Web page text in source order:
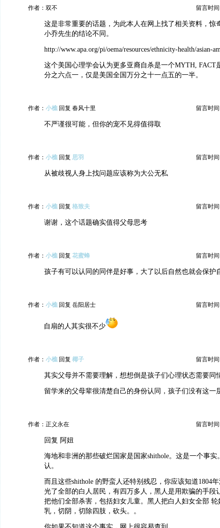
作者：双不 留言时间
这是非常重要的话题，为此本人在网上找了相关资料，惊
小乔先生的结论不同。
http://www.apa.org/pi/oema/resources/ethnicity-health/asian-
这个美国心理学会认为更多亚裔自杀是一个MYTH, FACT
分之六点一，仅是美国全国万分之十一点五的一半。
作者： 小樵 回复 春风十里 留言时间
不严谨很可能，但你的宠不见得值得取
作者： 小樵 回复 思羽 留言时间
从被歧视人身上找问题应该称为大公无私
作者： 小樵 回复 格致夫 留言时间
谢谢，这个话题确实值得父母思考
作者： 小樵 回复 花蜜蜂 留言时间
孩子有可以认同的同伴是好事，大了以后自然也就会保护
作者： 小樵 回复 岳阳居士 留言时间
自扇的人其实很不少
作者： 小樵 回复 椰子 留言时间
其实父母并不需要理解，想想倒是孩子们心理状态需要同
留学来的父母辈很清楚自己的身份认同，孩子们没有这一
作者：正义永在 留言时间
回复 阿妞
海地和非洲的那些破烂国家是国家shithole。这是一个事
认。
而且这些shithole 的野蛮人还特别残忍，你应该知道1804
光了全部的白人居民，有四万多人，黑人是用欺骗的手段
把他们全部杀害，包括妇女儿童。黑人把白人妇女全部
乳，切阴，切除四肢，砍头。。